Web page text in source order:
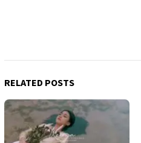
RELATED POSTS